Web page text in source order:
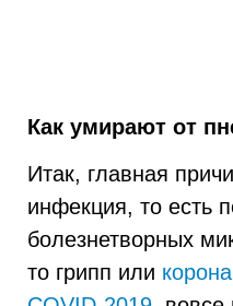
Как умирают от
Итак, главная
инфекция, то есть
болезнетворных
то грипп или